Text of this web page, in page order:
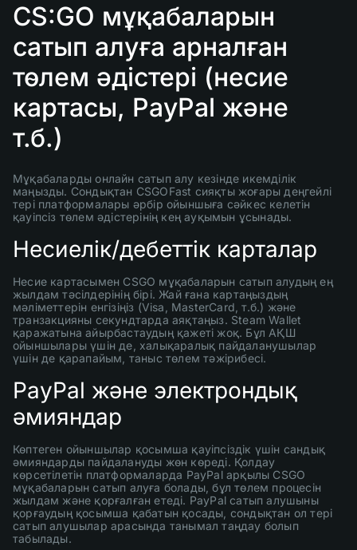
CS:GO мұқабаларын
сатып алуға арналған
төлем әдістері (несие
картасы, PayPal және
т.б.)
Мұқабаларды онлайн сатып алу кезінде икемділік
маңызды. Сондықтан CSGOFast сияқты жоғары деңгейлі
тері платформалары әрбір ойыншыға сәйкес келетін
қауіпсіз төлем әдістерінің кең ауқымын ұсынады.
Несиелік/дебеттік карталар
Несие картасымен CSGO мұқабаларын сатып алудың ең
жылдам тәсілдерінің бірі. Жай ғана картаңыздың
мәліметтерін енгізіңіз (Visa, MasterCard, т.б.) және
транзакцияны секундтарда аяқтаңыз. Steam Wallet
қаражатына айырбастаудың қажеті жоқ. Бұл АҚШ
ойыншылары үшін де, халықаралық пайдаланушылар
үшін де қарапайым, таныс төлем тәжірибесі.
PayPal және электрондық
әмияндар
Көптеген ойыншылар қосымша қауіпсіздік үшін сандық
әмияндарды пайдалануды жөн көреді. Қолдау
көрсетілетін платформаларда PayPal арқылы CSGO
мұқабаларын сатып алуға болады, бұл төлем процесін
жылдам және қорғалған етеді. PayPal сатып алушыны
қорғаудың қосымша қабатын қосады, сондықтан ол тері
сатып алушылар арасында танымал таңдау болып
табылады.